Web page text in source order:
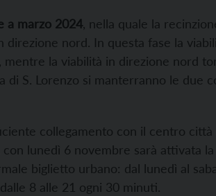
a marzo 2024 , nella quale la
direzione nord. In questa fase la
la viabilità in direzione nord
di S. Lorenzo si manterranno le due
collegamento con il centro città
lunedì 6 novembre sarà attivata la
biglietto urbano: dal lunedì al
8 alle 21 ogni 30 minuti.